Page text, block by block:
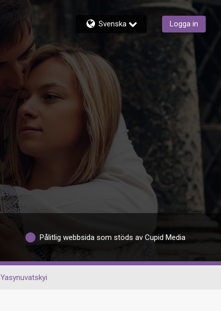
Svenska Logga in
Pålitlig webbsida som stöds av Cupid Media
Yasynuvatskyi